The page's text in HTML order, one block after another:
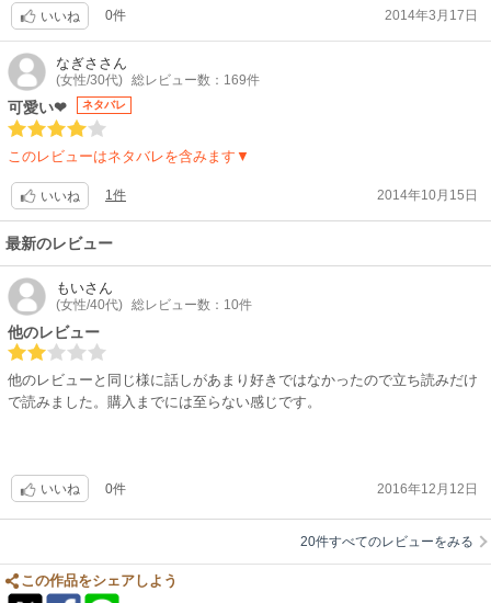
いいね 0件 2014年3月17日
なぎさ さん
(女性/30代) 総レビュー数：169件
可愛い❤ ネタバレ
このレビューはネタバレを含みます▼
いいね 1件 2014年10月15日
最新のレビュー
もいさん
(女性/40代) 総レビュー数：10件
他のレビュー
他のレビューと同じ様に話しがあまり好きではなかったので立ち読みだけ
で読みました。購入までには至らない感じです。
いいね 0件 2016年12月12日
20件すべてのレビューをみる
この作品をシェアしよう